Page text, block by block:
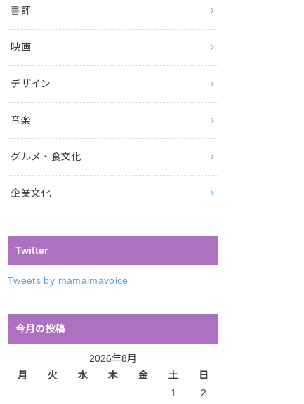
書評
映画
デザイン
音楽
グルメ・食文化
企業文化
Twitter
Tweets by mamaimavoice
今月の投稿
2026年8月
月
火 水 木 金 土
日
1
2